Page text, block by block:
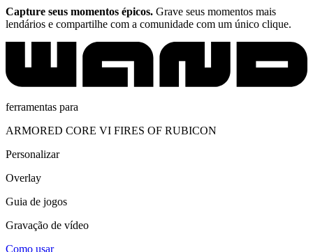
Capture seus momentos épicos. Grave seus momentos mais
lendários e compartilhe com a comunidade com um único clique.
ferramentas para
ARMORED CORE VI FIRES OF RUBICON
Personalizar
Overlay
Guia de jogos
Gravação de vídeo
Como usar